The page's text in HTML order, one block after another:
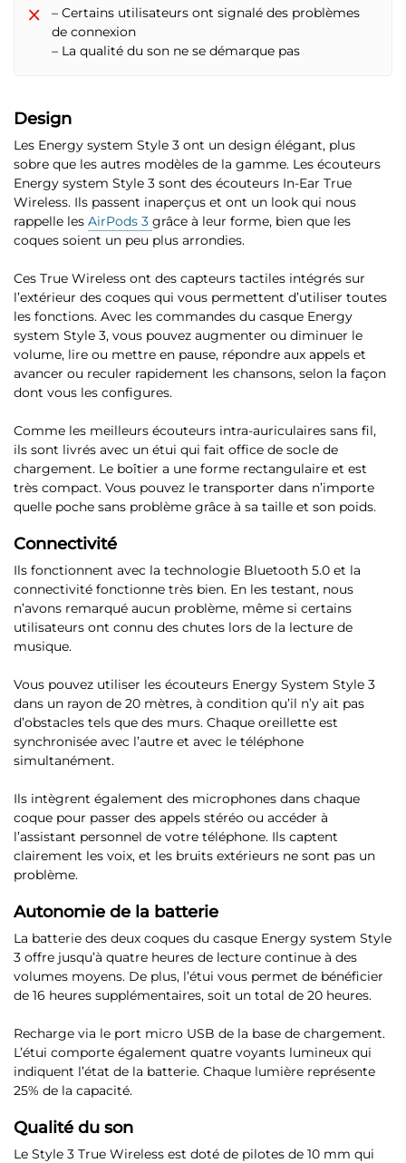
– Certains utilisateurs ont signalé des problèmes
de connexion
– La qualité du son ne se démarque pas
Design
Les Energy system Style 3 ont un design élégant, plus
sobre que les autres modèles de la gamme. Les écouteurs
Energy system Style 3 sont des écouteurs In-Ear True
Wireless. Ils passent inaperçus et ont un look qui nous
rappelle les AirPods 3 grâce à leur forme, bien que les
coques soient un peu plus arrondies.
Ces True Wireless ont des capteurs tactiles intégrés sur
l’extérieur des coques qui vous permettent d’utiliser toutes
les fonctions. Avec les commandes du casque Energy
system Style 3, vous pouvez augmenter ou diminuer le
volume, lire ou mettre en pause, répondre aux appels et
avancer ou reculer rapidement les chansons, selon la façon
dont vous les configures.
Comme les meilleurs écouteurs intra-auriculaires sans fil,
ils sont livrés avec un étui qui fait office de socle de
chargement. Le boîtier a une forme rectangulaire et est
très compact. Vous pouvez le transporter dans n’importe
quelle poche sans problème grâce à sa taille et son poids.
Connectivité
Ils fonctionnent avec la technologie Bluetooth 5.0 et la
connectivité fonctionne très bien. En les testant, nous
n’avons remarqué aucun problème, même si certains
utilisateurs ont connu des chutes lors de la lecture de
musique.
Vous pouvez utiliser les écouteurs Energy System Style 3
dans un rayon de 20 mètres, à condition qu’il n’y ait pas
d’obstacles tels que des murs. Chaque oreillette est
synchronisée avec l’autre et avec le téléphone
simultanément.
Ils intègrent également des microphones dans chaque
coque pour passer des appels stéréo ou accéder à
l’assistant personnel de votre téléphone. Ils captent
clairement les voix, et les bruits extérieurs ne sont pas un
problème.
Autonomie de la batterie
La batterie des deux coques du casque Energy system Style
3 offre jusqu’à quatre heures de lecture continue à des
volumes moyens. De plus, l’étui vous permet de bénéficier
de 16 heures supplémentaires, soit un total de 20 heures.
Recharge via le port micro USB de la base de chargement.
L’étui comporte également quatre voyants lumineux qui
indiquent l’état de la batterie. Chaque lumière représente
25% de la capacité.
Qualité du son
Le Style 3 True Wireless est doté de pilotes de 10 mm qui